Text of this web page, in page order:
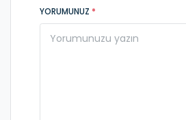
YORUMUNUZ *